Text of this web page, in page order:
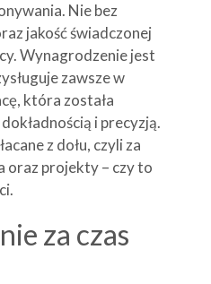
Nie bez
jakość świadczonej
Wynagrodzenie jest
zawsze w
która została
i precyzją.
z dołu, czyli za
oraz projekty – czy to
za czas